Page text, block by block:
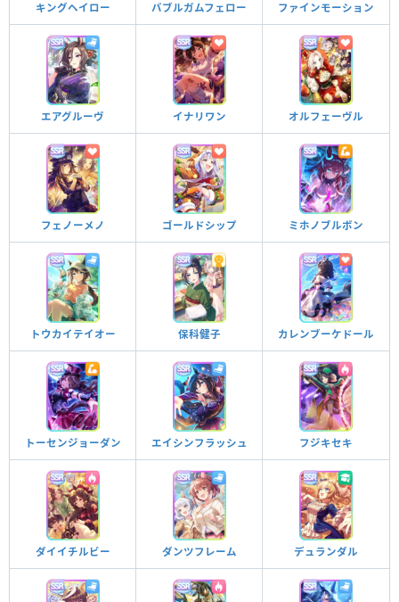
キングヘイロー バブルガムフェロー ファインモーション
エアグルーヴ イナリワン オルフェーヴル
フェノーメノ ゴールドシップ ミホノブルボン
トウカイテイオー 保科健子 カレンブーケドール
トーセンジョーダン エイシンフラッシュ フジキセキ
ダイイチルビー ダンツフレーム デュランダル